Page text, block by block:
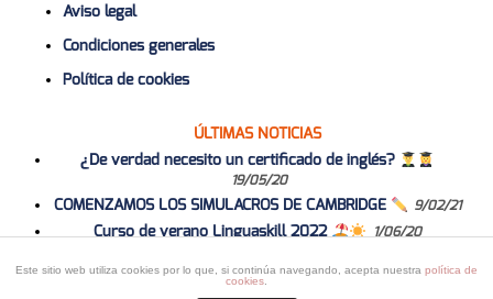
Este sitio web utiliza cookies por lo que, si continúa navegando, acepta nuestra política de
cookies
Aviso legal
Condiciones generales
Política de cookies
ÚLTIMAS NOTICIAS
¿De verdad necesito un certificado de inglés?
19/05/20
COMENZAMOS LOS SIMULACROS DE CAMBRIDGE 9/02/21
Curso de verano Linguaskill 2022 1/06/20